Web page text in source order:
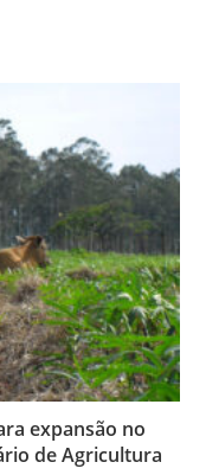
expansão no
de Agricultura